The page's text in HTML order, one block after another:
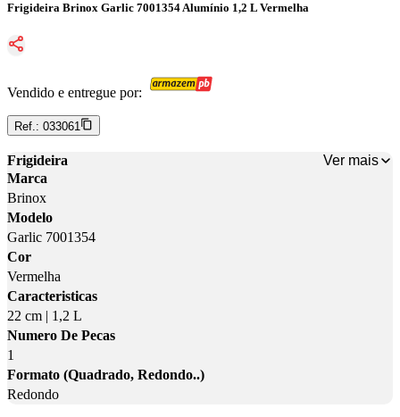
Frigideira Brinox Garlic 7001354 Alumínio 1,2 L Vermelha
Vendido e entregue por:
Ref.: 033061
Frigideira
Ver mais
Marca
Brinox
Modelo
Garlic 7001354
Cor
Vermelha
Caracteristicas
22 cm | 1,2 L
Numero De Pecas
1
Formato (Quadrado, Redondo..)
Redondo